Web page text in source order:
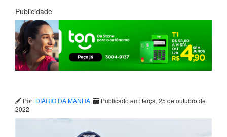
Publicidade
Por: DIÁRIO DA MANHÃ,
Publicado em: terça, 25 de outubro de
2022